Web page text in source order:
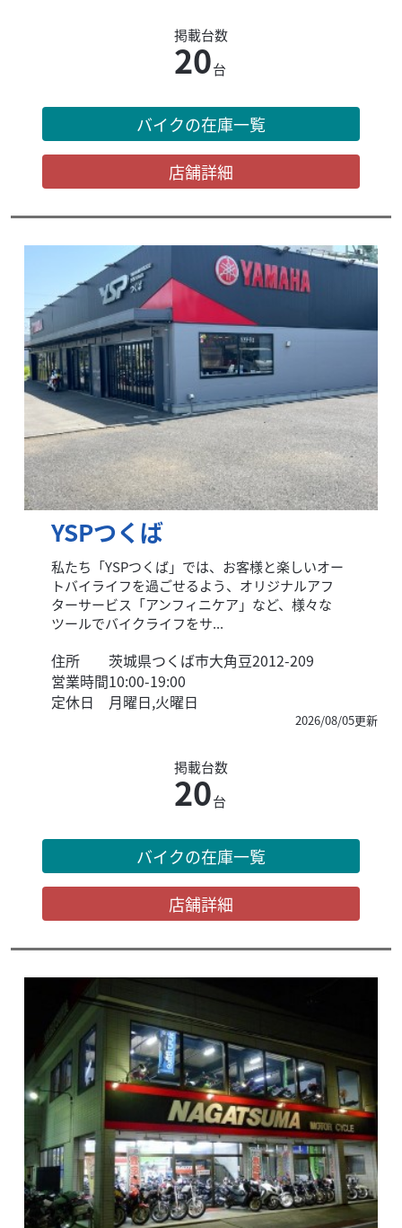
掲載台数
20台
バイクの在庫一覧
店舗詳細
YSPつくば
私たち「YSPつくば」では、お客様と楽しいオー
トバイライフを過ごせるよう、オリジナルアフ
ターサービス「アンフィニケア」など、様々な
ツールでバイクライフをサ...
住所
茨城県つくば市大角豆2012-209
営業時間10:00-19:00
定休日
月曜日,火曜日
2026/08/05更新
掲載台数
20台
バイクの在庫一覧
店舗詳細